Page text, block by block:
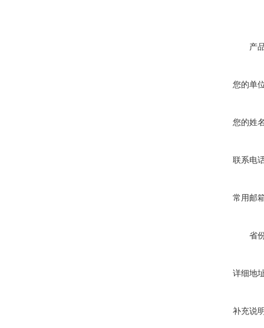
产
您的单
您的姓
联系电
常用邮
省
详细地
补充说